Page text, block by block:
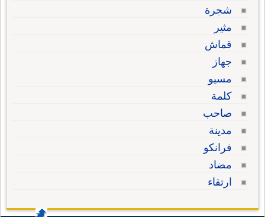
شجرة
مثير
قماش
جهاز
مسيو
كلمة
صاحب
مدينة
فرانكو
مضاد
ارتقاء